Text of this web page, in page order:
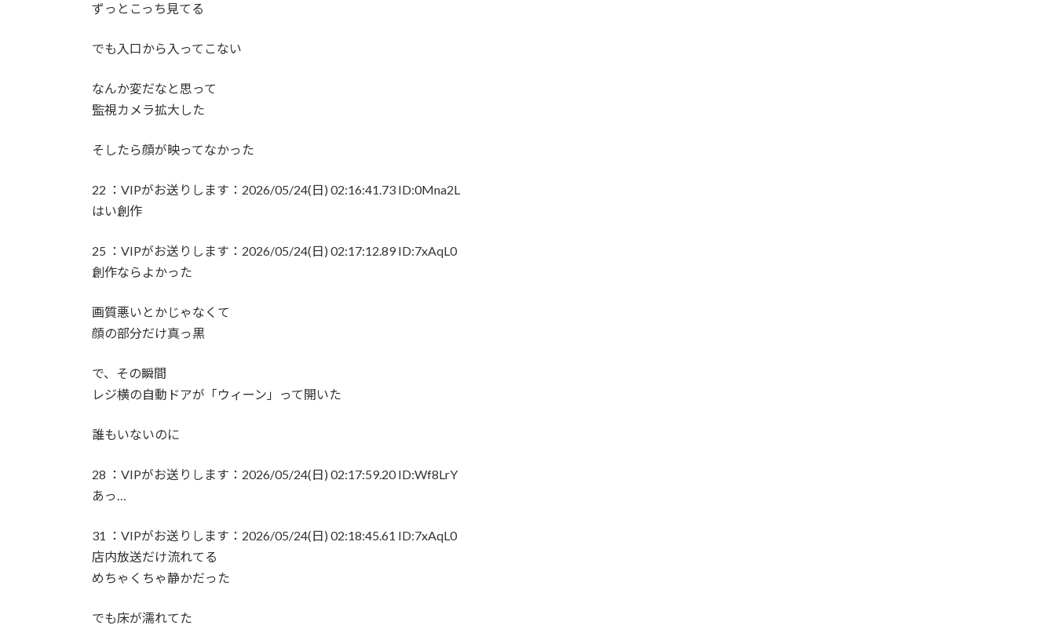
「使いたい人だけにすればいい」★3
【結論】やっぱロリ巨乳キャラが1番抜ける
【いろいろと？】ミルクボーイ「ある人」からの謝罪に他にいると言われることに
ずっとこっち見てる
でも入口から入ってこない
なんか変だなと思って
監視カメラ拡大した
そしたら顔が映ってなかった
22 ：VIPがお送りします：2026/05/24(日) 02:16:41.73 ID:0Mna2L
はい創作
25 ：VIPがお送りします：2026/05/24(日) 02:17:12.89 ID:7xAqL0
創作ならよかった
画質悪いとかじゃなくて
顔の部分だけ真っ黒
で、その瞬間
レジ横の自動ドアが「ウィーン」って開いた
誰もいないのに
28 ：VIPがお送りします：2026/05/24(日) 02:17:59.20 ID:Wf8LrY
あっ…
31 ：VIPがお送りします：2026/05/24(日) 02:18:45.61 ID:7xAqL0
店内放送だけ流れてる
めちゃくちゃ静かだった
でも床が濡れてた